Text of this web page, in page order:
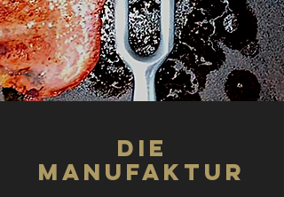
Die
Manufaktur